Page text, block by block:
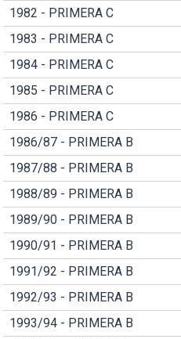
1982 - PRIMERA C
1983 - PRIMERA C
1984 - PRIMERA C
1985 - PRIMERA C
1986 - PRIMERA C
1986/87 - PRIMERA B
1987/88 - PRIMERA B
1988/89 - PRIMERA B
1989/90 - PRIMERA B
1990/91 - PRIMERA B
1991/92 - PRIMERA B
1992/93 - PRIMERA B
1993/94 - PRIMERA B